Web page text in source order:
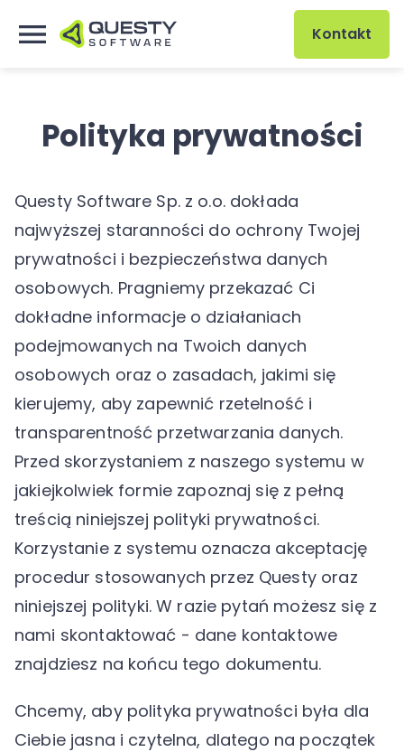
Kontakt
Polityka prywatności
Questy Software Sp. z o.o. dokłada
najwyższej staranności do ochrony Twojej
prywatności i bezpieczeństwa danych
osobowych. Pragniemy przekazać Ci
dokładne informacje o działaniach
podejmowanych na Twoich danych
osobowych oraz o zasadach, jakimi się
kierujemy, aby zapewnić rzetelność i
transparentność przetwarzania danych.
Przed skorzystaniem z naszego systemu w
jakiejkolwiek formie zapoznaj się z pełną
treścią niniejszej polityki prywatności.
Korzystanie z systemu oznacza akceptację
procedur stosowanych przez Questy oraz
niniejszej polityki. W razie pytań możesz się z
nami skontaktować - dane kontaktowe
znajdziesz na końcu tego dokumentu.
Chcemy, aby polityka prywatności była dla
Ciebie jasna i czytelna, dlatego na początek